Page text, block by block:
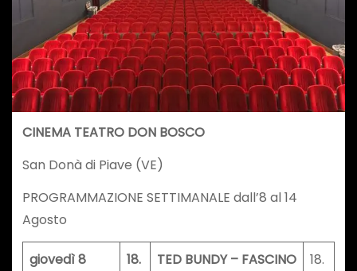
CINEMA TEATRO DON BOSCO
San Donà di Piave (VE)
PROGRAMMAZIONE SETTIMANALE dall’8 al 14
Agosto
giovedì 8
18.
TED BUNDY – FASCINO
18.